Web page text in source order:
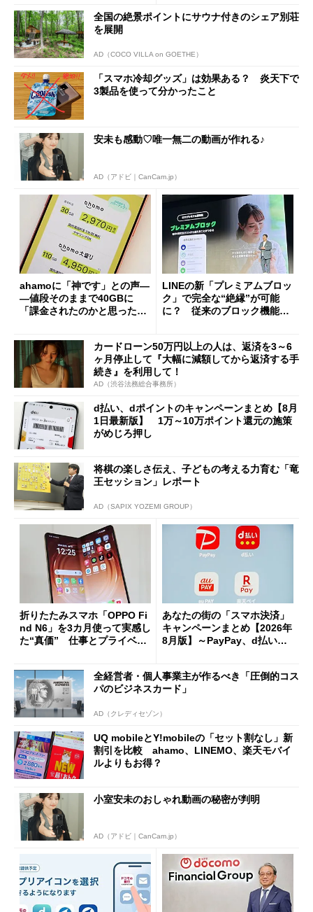
全国の絶景ポイントにサウナ付きのシェア別荘
を展開
AD（COCO VILLA on GOETHE）
「スマホ冷却グッズ」は効果ある？ 炎天下で
3製品を使って分かったこと
安未も感動♡唯一無二の動画が作れる♪
AD（アドビ｜CanCam.jp）
ahamoに「神です」との声―
―値段そのままで40GBに
「課金されたのかと思った」
LINEの新「プレミアムブロッ
ク」で完全な“絶縁”が可能
に？ 従来のブロック機能と
カードローン50万円以上の人は、返済を3～6
ヶ月停止して『大幅に減額してから返済する手
続き』を利用して！
AD（渋谷法務総合事務所）
d払い、dポイントのキャンペーンまとめ【8月
1日最新版】 1万～10万ポイント還元の施策
がめじろ押し
将棋の楽しさ伝え、子どもの考える力育む「竜
王セッション」レポート
AD（SAPIX YOZEMI GROUP）
折りたたみスマホ「OPPO Fi
nd N6」を3カ月使って実感し
た“真価” 仕事とプライベー
あなたの街の「スマホ決済」
キャンペーンまとめ【2026年
8月版】～PayPay、d払い、a
全経営者・個人事業主が作るべき「圧倒的コス
パのビジネスカード」
AD（クレディセゾン）
UQ mobileとY!mobileの「セット割なし」新
割引を比較 ahamo、LINEMO、楽天モバイ
ルよりもお得？
小室安未のおしゃれ動画の秘密が判明
AD（アドビ｜CanCam.jp）